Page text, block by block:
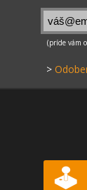
>